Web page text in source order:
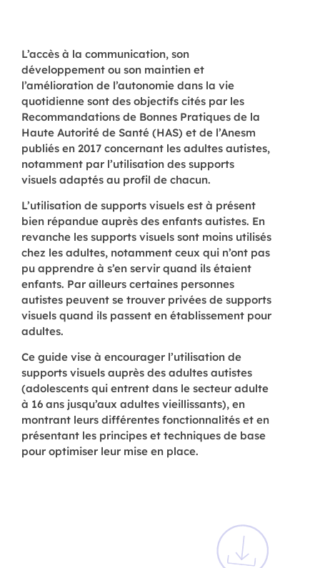
L’accès à la communication, son
développement ou son maintien et
l’amélioration de l’autonomie dans la vie
quotidienne sont des objectifs cités par les
Recommandations de Bonnes Pratiques de la
Haute Autorité de Santé (HAS) et de l’Anesm
publiés en 2017 concernant les adultes autistes,
notamment par l’utilisation des supports
visuels adaptés au profil de chacun.
L’utilisation de supports visuels est à présent
bien répandue auprès des enfants autistes. En
revanche les supports visuels sont moins utilisés
chez les adultes, notamment ceux qui n’ont pas
pu apprendre à s’en servir quand ils étaient
enfants. Par ailleurs certaines personnes
autistes peuvent se trouver privées de supports
visuels quand ils passent en établissement pour
adultes.
Ce guide vise à encourager l’utilisation de
supports visuels auprès des adultes autistes
(adolescents qui entrent dans le secteur adulte
à 16 ans jusqu’aux adultes vieillissants), en
montrant leurs différentes fonctionnalités et en
présentant les principes et techniques de base
pour optimiser leur mise en place.